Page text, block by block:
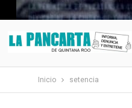
Inicio setencia